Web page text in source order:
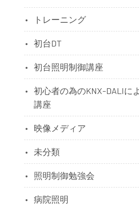
トレーニング
初台DT
初台照明制御講座
初心者の為のKNX-DALIに
講座
映像メディア
未分類
照明制御勉強会
病院照明